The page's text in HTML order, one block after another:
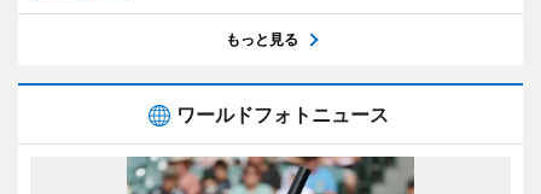
もっと見る
ワールドフォトニュース